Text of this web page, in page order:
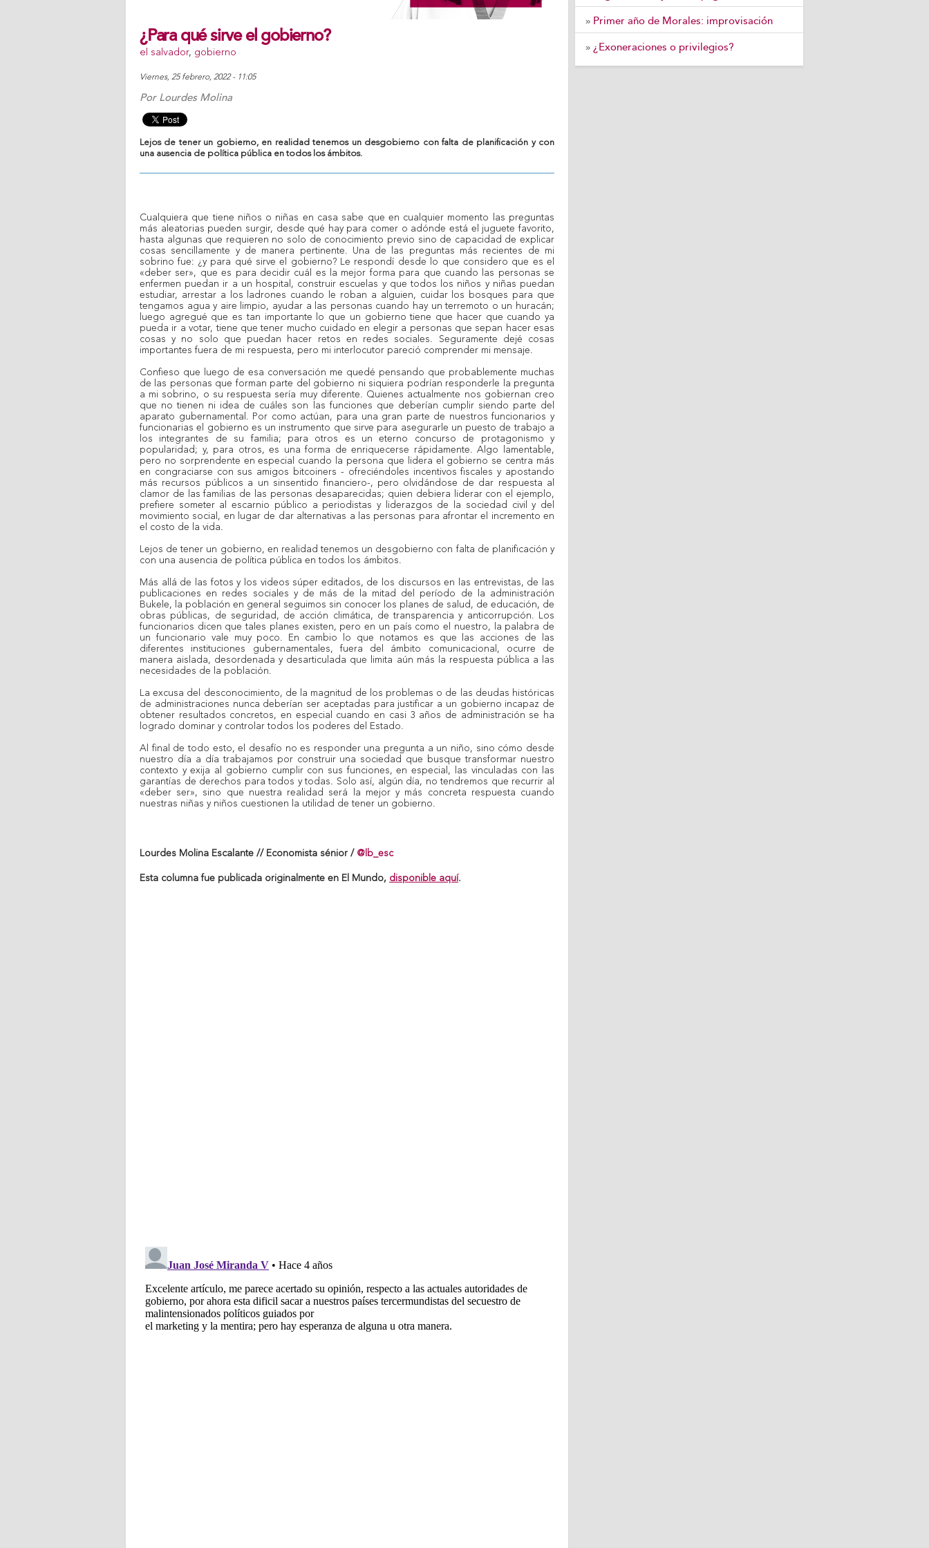
¿Para qué sirve el gobierno?
el salvador, gobierno
viernes, 25 febrero, 2022 - 11:05
Por Lourdes Molina
Lejos de tener un gobierno, en realidad tenemos un desgobierno con falta de planificación y con
una ausencia de política pública en todos los ámbitos.
Cualquiera que tiene niños o niñas en casa sabe que en cualquier momento las preguntas
más aleatorias pueden surgir, desde qué hay para comer o adónde está el juguete favorito,
hasta algunas que requieren no solo de conocimiento previo sino de capacidad de explicar
cosas sencillamente y de manera pertinente. Una de las preguntas más recientes de mi
sobrino fue: ¿y para qué sirve el gobierno? Le respondí desde lo que considero que es el
«deber ser», que es para decidir cuál es la mejor forma para que cuando las personas se
enfermen puedan ir a un hospital, construir escuelas y que todos los niños y niñas puedan
estudiar, arrestar a los ladrones cuando le roban a alguien, cuidar los bosques para que
tengamos agua y aire limpio, ayudar a las personas cuando hay un terremoto o un huracán;
luego agregué que es tan importante lo que un gobierno tiene que hacer que cuando ya
pueda ir a votar, tiene que tener mucho cuidado en elegir a personas que sepan hacer esas
cosas y no solo que puedan hacer retos en redes sociales. Seguramente dejé cosas
importantes fuera de mi respuesta, pero mi interlocutor pareció comprender mi mensaje.
Confieso que luego de esa conversación me quedé pensando que probablemente muchas
de las personas que forman parte del gobierno ni siquiera podrían responderle la pregunta
a mi sobrino, o su respuesta sería muy diferente. Quienes actualmente nos gobiernan creo
que no tienen ni idea de cuáles son las funciones que deberían cumplir siendo parte del
aparato gubernamental. Por como actúan, para una gran parte de nuestros funcionarios y
funcionarias el gobierno es un instrumento que sirve para asegurarle un puesto de trabajo a
los integrantes de su familia; para otros es un eterno concurso de protagonismo y
popularidad; y, para otros, es una forma de enriquecerse rápidamente. Algo lamentable,
pero no sorprendente en especial cuando la persona que lidera el gobierno se centra más
en congraciarse con sus amigos bitcoiners - ofreciéndoles incentivos fiscales y apostando
más recursos públicos a un sinsentido financiero-, pero olvidándose de dar respuesta al
clamor de las familias de las personas desaparecidas; quien debiera liderar con el ejemplo,
prefiere someter al escarnio público a periodistas y liderazgos de la sociedad civil y del
movimiento social, en lugar de dar alternativas a las personas para afrontar el incremento en
el costo de la vida.
Lejos de tener un gobierno, en realidad tenemos un desgobierno con falta de planificación y
con una ausencia de política pública en todos los ámbitos.
Más allá de las fotos y los videos súper editados, de los discursos en las entrevistas, de las
publicaciones en redes sociales y de más de la mitad del período de la administración
Bukele, la población en general seguimos sin conocer los planes de salud, de educación, de
obras públicas, de seguridad, de acción climática, de transparencia y anticorrupción. Los
funcionarios dicen que tales planes existen, pero en un país como el nuestro, la palabra de
un funcionario vale muy poco. En cambio lo que notamos es que las acciones de las
diferentes instituciones gubernamentales, fuera del ámbito comunicacional, ocurre de
manera aislada, desordenada y desarticulada que limita aún más la respuesta pública a las
necesidades de la población.
La excusa del desconocimiento, de la magnitud de los problemas o de las deudas históricas
de administraciones nunca deberían ser aceptadas para justificar a un gobierno incapaz de
obtener resultados concretos, en especial cuando en casi 3 años de administración se ha
logrado dominar y controlar todos los poderes del Estado.
Al final de todo esto, el desafío no es responder una pregunta a un niño, sino cómo desde
nuestro día a día trabajamos por construir una sociedad que busque transformar nuestro
contexto y exija al gobierno cumplir con sus funciones, en especial, las vinculadas con las
garantías de derechos para todos y todas. Solo así, algún día, no tendremos que recurrir al
«deber ser», sino que nuestra realidad será la mejor y más concreta respuesta cuando
nuestras niñas y niños cuestionen la utilidad de tener un gobierno.
Lourdes Molina Escalante // Economista sénior / @lb_esc
Esta columna fue publicada originalmente en El Mundo, disponible aquí.
» Primer año de Morales: improvisación
» ¿Exoneraciones o privilegios?